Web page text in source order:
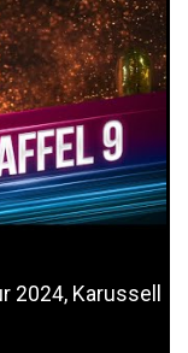
2024, Karussell